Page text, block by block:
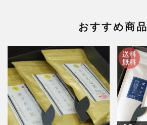
おすすめ商品